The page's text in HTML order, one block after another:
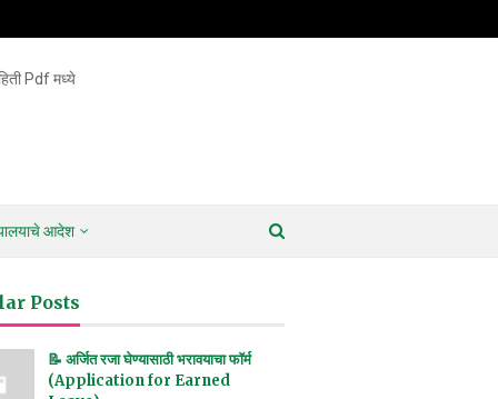
Pdf मध्ये
आदेश
Posts
📝 अर्जित रजा घेण्यासाठी भरावयाचा फॉर्म
(Application for Earned